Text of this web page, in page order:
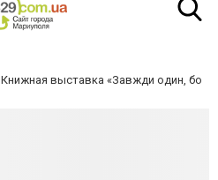
Книжная выставка «Завжди один, бо